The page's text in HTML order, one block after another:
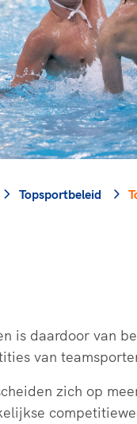
van sport
II
en inclusie
sportomgeving
sportkader
en bestuurlijk
Topsportbeleid
is daardoor van
van
zich op